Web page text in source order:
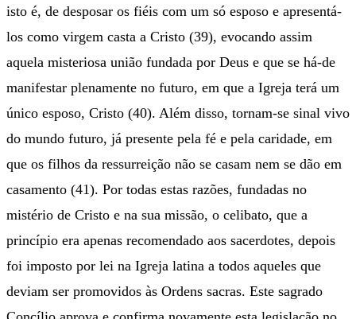
isto é, de desposar os fiéis com um só esposo e apresentá-
los como virgem casta a Cristo (39), evocando assim
aquela misteriosa união fundada por Deus e que se há-de
manifestar plenamente no futuro, em que a Igreja terá um
único esposo, Cristo (40). Além disso, tornam-se sinal vivo
do mundo futuro, já presente pela fé e pela caridade, em
que os filhos da ressurreição não se casam nem se dão em
casamento (41). Por todas estas razões, fundadas no
mistério de Cristo e na sua missão, o celibato, que a
princípio era apenas recomendado aos sacerdotes, depois
foi imposto por lei na Igreja latina a todos aqueles que
deviam ser promovidos às Ordens sacras. Este sagrado